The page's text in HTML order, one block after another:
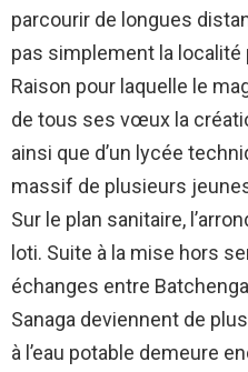
parcourir de longues
pas simplement la localité
Raison pour laquelle le
de tous ses vœux la
ainsi que d’un lycée
massif de plusieurs
Sur le plan sanitaire,
loti. Suite à la mise hors
échanges entre
Sanaga deviennent de
à l’eau potable demeure